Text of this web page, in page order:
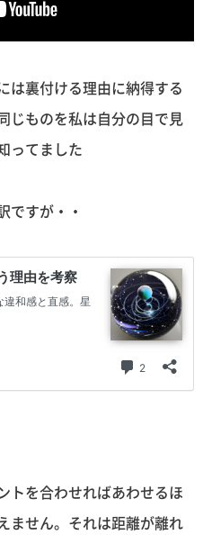
は裏付ける理由に納得する
じものを私は自分の目で見
ってました
ですが・・
トを合わせればあわせるほ
ません。それは距離が離れ